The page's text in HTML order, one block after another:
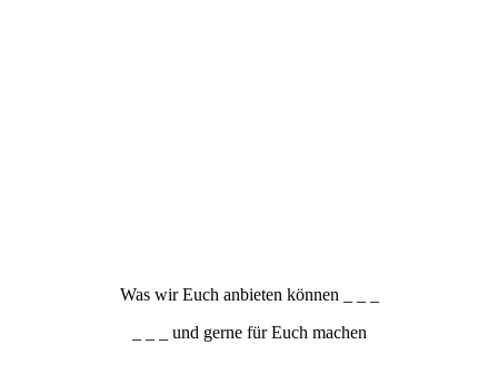
Was wir Euch anbieten können _ _ _
_ _ _ und gerne für Euch machen